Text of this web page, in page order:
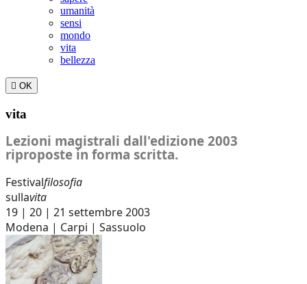
umanità
sensi
mondo
vita
bellezza
 OK
vita
Lezioni magistrali dall'edizione 2003
riproposte in forma scritta.
Festivalfilosofia
sullavita
19 | 20 | 21 settembre 2003
Modena | Carpi | Sassuolo